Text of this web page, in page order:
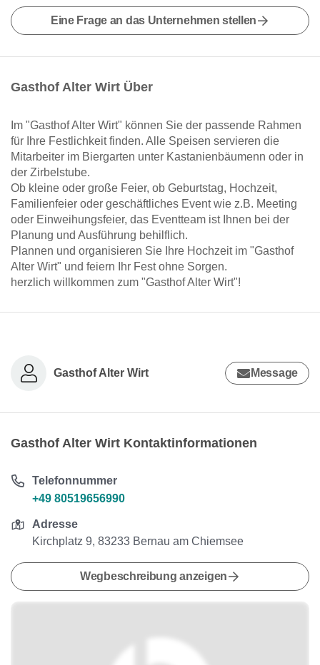
Eine Frage an das Unternehmen stellen
Gasthof Alter Wirt Über
Im "Gasthof Alter Wirt" können Sie der passende Rahmen
für Ihre Festlichkeit finden. Alle Speisen servieren die
Mitarbeiter im Biergarten unter Kastanienbäumenn oder in
der Zirbelstube.
Ob kleine oder große Feier, ob Geburtstag, Hochzeit,
Familienfeier oder geschäftliches Event wie z.B. Meeting
oder Einweihungsfeier, das Eventteam ist Ihnen bei der
Planung und Ausführung behilflich.
Plannen und organisieren Sie Ihre Hochzeit im "Gasthof
Alter Wirt" und feiern Ihr Fest ohne Sorgen.
herzlich willkommen zum "Gasthof Alter Wirt"!
Gasthof Alter Wirt Message
Gasthof Alter Wirt Kontaktinformationen
Telefonnummer
+49 80519656990
Adresse
Kirchplatz 9, 83233 Bernau am Chiemsee
Wegbeschreibung anzeigen